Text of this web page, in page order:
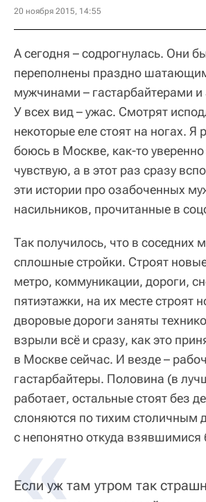
20 ноября 2015, 14:55
А сегодня – содрогнулась. Они
переполнены праздно
мужчинами – гастарбайтерами
У всех вид – ужас. Смотрят
некоторые еле стоят на ногах. Я
боюсь в Москве, как-то
чувствую, а в этот раз сразу
эти истории про озабоченных
насильников, прочитанные в
Так получилось, что в соседних
сплошные стройки. Строят
метро, коммуникации, дороги,
пятиэтажки, на их месте строят
дворовые дороги заняты
взрыли всё и сразу, как это
в Москве сейчас. И везде –
гастарбайтеры. Половина (в
работает, остальные стоят без
слоняются по тихим столичным
с непонятно откуда
Если уж там утром так